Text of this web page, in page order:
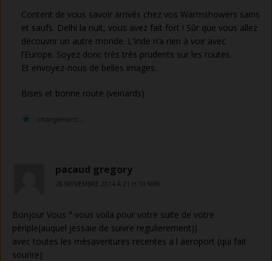
Content de vous savoir arrivés chez vos Warmshowers sains
et saufs. Delhi la nuit, vous avez fait fort ! Sûr que vous allez
découvrir un autre monde. L’Inde n’a rien à voir avec
l’Europe. Soyez donc très très prudents sur les routes.
Et envoyez-nous de belles images.
Bises et bonne route (veinards).
chargement…
pacaud gregory
28 NOVEMBRE 2014 À 21 H 10 MIN
Bonjour Vous ° vous voila pour votre suite de votre
pèriple(auquel jessaie de suivre regulierement))
avec toutes les mèsaventures recentes a l aeroport (qui fait
sourire)